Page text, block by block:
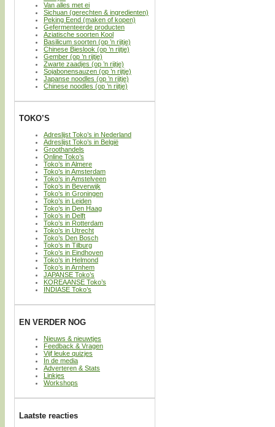
Van alles met ei
Sichuan (gerechten & ingredienten)
Peking Eend (maken of kopen)
Gefermenteerde producten
Aziatische soorten Kool
Basilicum soorten (op ’n rijtje)
Chinese Bieslook (op ’n rijtje)
Gember (op ’n rijtje)
Zwarte zaadjes (op ’n rijtje)
Sojabonensauzen (op ’n rijtje)
Japanse noodles (op ’n rijtje)
Chinese noodles (op ’n rijtje)
TOKO’S
Adreslijst Toko’s in Nederland
Adreslijst Toko’s in België
Groothandels
Online Toko’s
Toko’s in Almere
Toko’s in Amsterdam
Toko’s in Amstelveen
Toko’s in Beverwijk
Toko’s in Groningen
Toko’s in Leiden
Toko’s in Den Haag
Toko’s in Delft
Toko’s in Rotterdam
Toko’s in Utrecht
Toko’s Den Bosch
Toko’s in Tilburg
Toko’s in Eindhoven
Toko’s in Helmond
Toko’s in Arnhem
JAPANSE Toko’s
KOREAANSE Toko’s
INDIASE Toko’s
EN VERDER NOG
Nieuws & nieuwtjes
Feedback & Vragen
Vijf leuke quizjes
In de media
Adverteren & Stats
Linkjes
Workshops
Laatste reacties